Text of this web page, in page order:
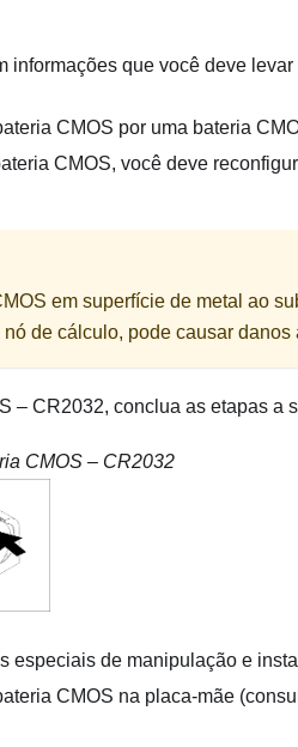
informações que você deve
CMOS por uma bateria
CMOS, você deve
em superfície de metal ao
de cálculo, pode causar danos
– CR2032, conclua as etapas a
CMOS – CR2032
especiais de manipulação e
CMOS na placa-mãe